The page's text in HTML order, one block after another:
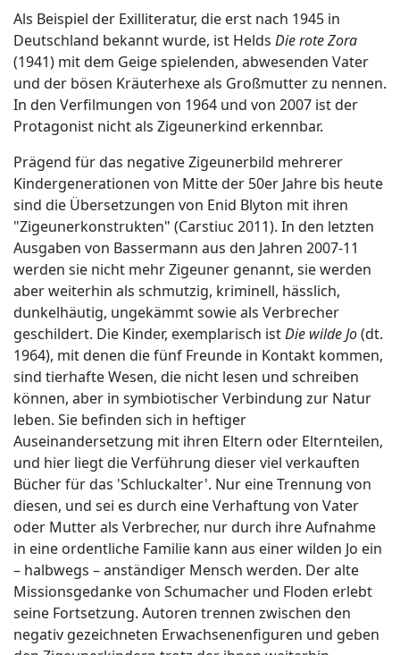
Als Beispiel der Exilliteratur, die erst nach 1945 in
Deutschland bekannt wurde, ist Helds Die rote Zora
(1941) mit dem Geige spielenden, abwesenden Vater
und der bösen Kräuterhexe als Großmutter zu nennen.
In den Verfilmungen von 1964 und von 2007 ist der
Protagonist nicht als Zigeunerkind erkennbar.
Prägend für das negative Zigeunerbild mehrerer
Kindergenerationen von Mitte der 50er Jahre bis heute
sind die Übersetzungen von Enid Blyton mit ihren
"Zigeunerkonstrukten" (Carstiuc 2011). In den letzten
Ausgaben von Bassermann aus den Jahren 2007-11
werden sie nicht mehr Zigeuner genannt, sie werden
aber weiterhin als schmutzig, kriminell, hässlich,
dunkelhäutig, ungekämmt sowie als Verbrecher
geschildert. Die Kinder, exemplarisch istDie wilde Jo(dt.
1964), mit denen die fünf Freunde in Kontakt kommen,
sind tierhafte Wesen, die nicht lesen und schreiben
können, aber in symbiotischer Verbindung zur Natur
leben. Sie befinden sich in heftiger
Auseinandersetzung mit ihren Eltern oder Elternteilen,
und hier liegt die Verführung dieser viel verkauften
Bücher für das 'Schluckalter'. Nur eine Trennung von
diesen, und sei es durch eine Verhaftung von Vater
oder Mutter als Verbrecher, nur durch ihre Aufnahme
in eine ordentliche Familie kann aus einer wilden Jo ein
– halbwegs – anständiger Mensch werden. Der alte
Missionsgedanke von Schumacher und Floden erlebt
seine Fortsetzung. Autoren trennen zwischen den
negativ gezeichneten Erwachsenenfiguren und geben